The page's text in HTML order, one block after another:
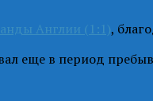
Англии (1:1),
еще в период